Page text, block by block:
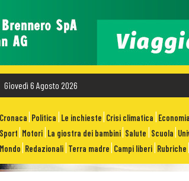
Giovedì 6 Agosto 2026
Cronaca Politica Le inchieste Crisi climatica Economia
Sport Motori La giostra dei bambini Salute Scuola
Mondo Redazionali Terra madre Campi liberi Rubriche